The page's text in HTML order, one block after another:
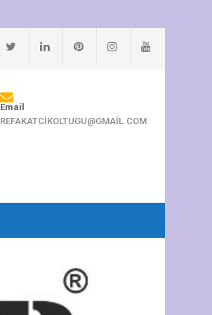
Email
REFAKATCIKOLTUGU@GMAIL.COM